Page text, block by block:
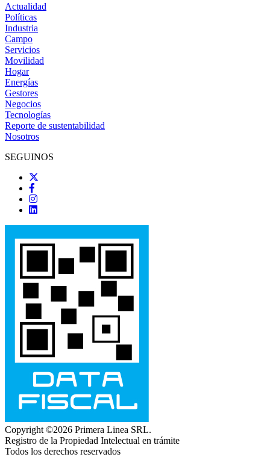
Actualidad
Políticas
Industria
Campo
Servicios
Movilidad
Hogar
Energías
Gestores
Negocios
Tecnologías
Reporte de sustentabilidad
Nosotros
SEGUINOS
Copyright ©2026 Primera Linea SRL.
Registro de la Propiedad Intelectual en trámite
Todos los derechos reservados